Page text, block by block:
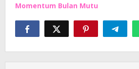
Momentum Bulan Mutu